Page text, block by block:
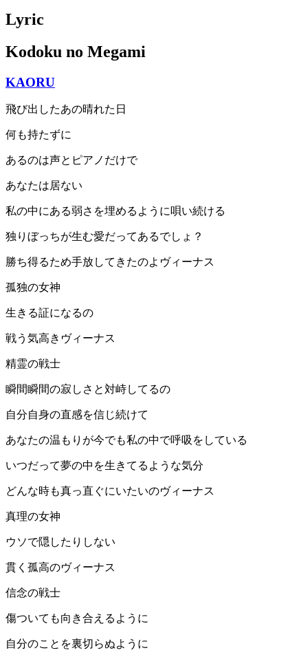
Lyric
Kodoku no Megami
KAORU
飛び出したあの晴れた日
何も持たずに
あるのは声とピアノだけで
あなたは居ない
私の中にある弱さを埋めるように唄い続ける
独りぼっちが生む愛だってあるでしょ？
勝ち得るため手放してきたのよヴィーナス
孤独の女神
生きる証になるの
戦う気高きヴィーナス
精霊の戦士
瞬間瞬間の寂しさと対峙してるの
自分自身の直感を信じ続けて
あなたの温もりが今でも私の中で呼吸をしている
いつだって夢の中を生きてるような気分
どんな時も真っ直ぐにいたいのヴィーナス
真理の女神
ウソで隠したりしない
貫く孤高のヴィーナス
信念の戦士
傷ついても向き合えるように
自分のことを裏切らぬように